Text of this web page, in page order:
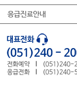
응급진료안내